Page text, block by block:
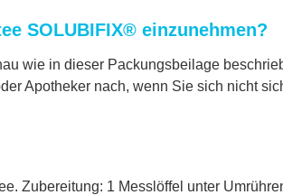
SOLUBIFIX® einzunehmen?
wie in dieser Packungsbeilage
Apotheker nach, wenn Sie sich nicht
Zubereitung: 1 Messlöffel unter